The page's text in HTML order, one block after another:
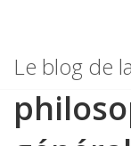
Le blog de
Autour